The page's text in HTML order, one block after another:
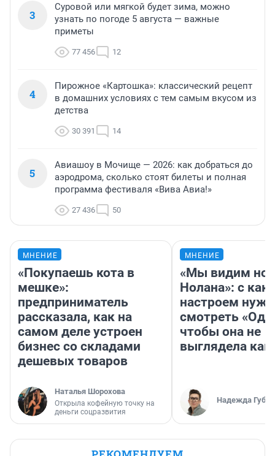
3
Суровой или мягкой будет зима, можно
узнать по погоде 5 августа — важные
приметы
77 456 12
4
Пирожное «Картошка»: классический рецепт
в домашних условиях с тем самым вкусом из
детства
30 391 14
5
Авиашоу в Мочище — 2026: как добраться до
аэродрома, сколько стоят билеты и полная
программа фестиваля «Вива Авиа!»
27 436 50
МНЕНИЕ
«Покупаешь кота в
мешке»:
предприниматель
рассказала, как на
самом деле устроен
бизнес со складами
дешевых товаров
Наталья Шорохова
Открыла кофейную точку на
деньги соцразвития
МНЕНИЕ
«Мы видим
Нолана»: с
настроем
смотреть
чтобы она не
выглядела как
Надежда